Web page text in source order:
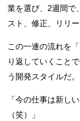
業を選び、2週間で
スト、修正、リリ
この一連の流れを
り返していくこと
う開発スタイルだ。
「今の仕事は新し
（笑）」